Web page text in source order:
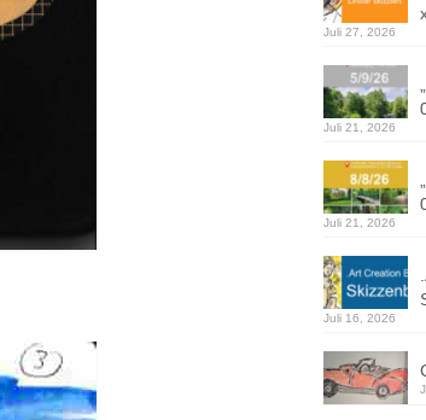
Juli 27, 2026
Juli 21, 2026
Juli 21, 2026
Juli 16, 2026